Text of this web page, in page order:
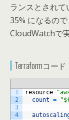
ランスとされ
35% になるの
CloudWatchで
Terraformコード
1
2
3
4
resource
count =